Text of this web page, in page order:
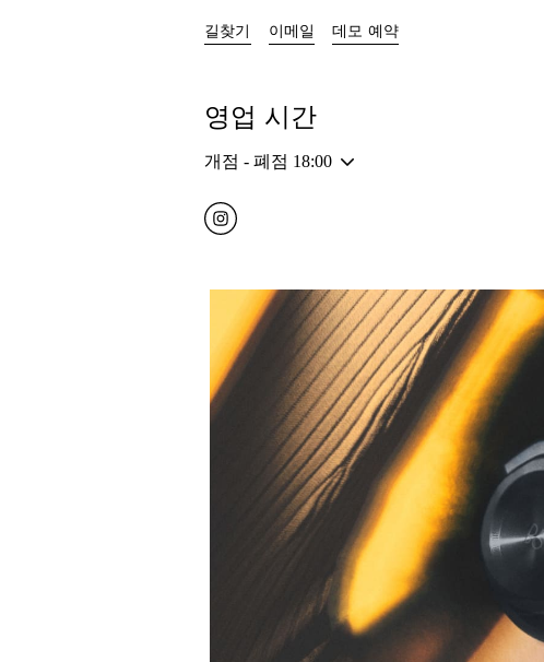
길찾기 Link Opens in New Tab
이메일 데모 예약Link Opens in New Tab
영업 시간
개점 - 폐점 18:00
Click to open Instagram
Link Opens in New Tab
이벤트 이미지